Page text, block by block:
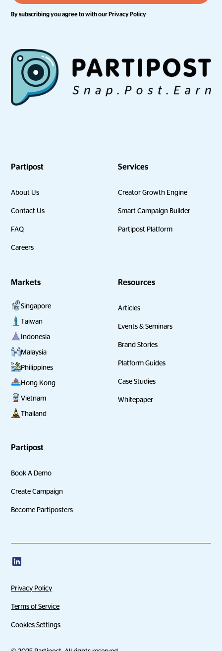
By subscribing you agree to with ourPrivacy Policy
Partipost
About Us
Contact Us
FAQ
Careers
Services
Creator Growth Engine
Smart Campaign Builder
Partipost Platform
Markets
Singapore
Taiwan
Indonesia
Malaysia
Philippines
Hong Kong
Vietnam
Thailand
Resources
Articles
Events & Seminars
Brand Stories
Platform Guides
Case Studies
Whitepaper
Partipost
Book A Demo
Create Campaign
Become Partiposters
Privacy Policy
Terms of Service
Cookies Settings